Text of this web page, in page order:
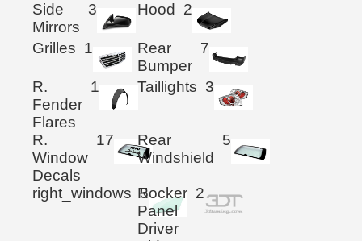
Side
Mirrors
3 Hood 2
Grilles 1
Rear
Bumper
7
R.
Fender
Flares
1 Taillights 3
R.
Window
Decals
17
Rear
Windshield
5
right_windows 5
Rocker
Panel
Driver
2